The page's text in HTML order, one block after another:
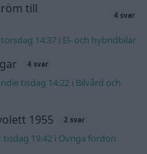
till
4 svar
14:37 i El- och hybridbilar
4 svar
tisdag 14:22 i Bilvård och
1955 2 svar
tisdag 19:42 i Övriga fordon